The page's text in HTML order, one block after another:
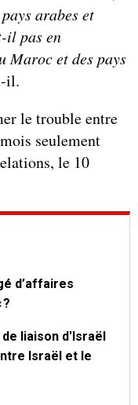
arabes et
il pas en
Maroc et des pays
il.
le trouble entre
seulement
le 10
d’affaires
liaison d'Israël
Israël et le